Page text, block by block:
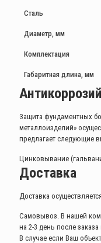
Сталь
Диаметр, мм
Комплектация
Габаритная длина, мм
Защита фундаментных
металлоизделий»
предлагает следующие
Цинковывание
Доставка
Доставка
Самовывоз. В нашей
на 2-3 день после
В случае если Ваш